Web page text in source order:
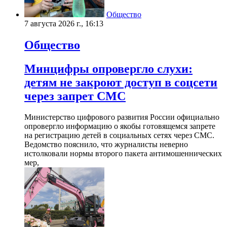
Общество
7 августа 2026 г., 16:13
Общество
Минцифры опровергло слухи:
детям не закроют доступ в соцсети
через запрет СМС
Министерство цифрового развития России официально
опровергло информацию о якобы готовящемся запрете
на регистрацию детей в социальных сетях через СМС.
Ведомство пояснило, что журналисты неверно
истолковали нормы второго пакета антимошеннических
мер,